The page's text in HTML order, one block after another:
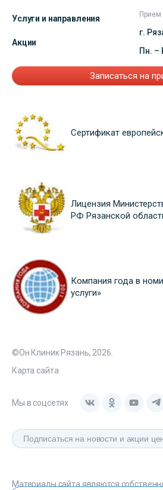
Услуги и направления
Акции
Прием
г.
Пн. –
Записаться на
Сертификат
Лицензия
РФ Рязанской
Компания года в
услуги»
©Он Клиник Рязань, 2026.
Карта сайта
Мы в соцсетях
Материалы сайта являются